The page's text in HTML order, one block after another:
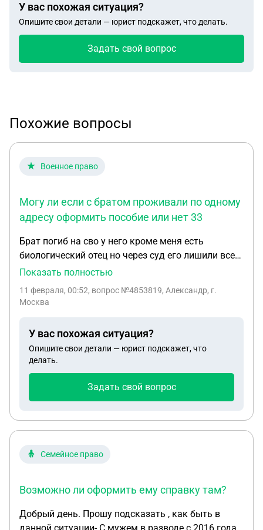
У вас похожая ситуация?
Опишите свои детали — юрист подскажет, что делать.
Задать свой вопрос
Похожие вопросы
Военное право
Могу ли если с братом проживали по одному
адресу оформить пособие или нет 33
Брат погиб на сво у него кроме меня есть
биологический отец но через суд его лишили всех
выплат и социальных и всех остальных(имелось
получить удостоверение члена ветерана боевых
Показать полностью
11 февраля, 00:52, вопрос №4853819, Александр, г.
Москва
У вас похожая ситуация?
Опишите свои детали — юрист подскажет, что
делать.
Задать свой вопрос
Семейное право
Возможно ли оформить ему справку там?
Добрый день. Прошу подсказать , как быть в